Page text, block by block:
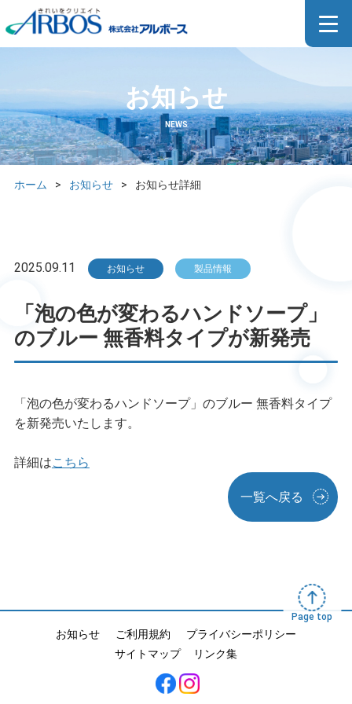
お知らせ
NEWS
ホーム > お知らせ > お知らせ詳細
2025.09.11 お知らせ 製品情報
「泡の色が変わるハンドソープ」
のブルー 無香料タイプが新発売
「泡の色が変わるハンドソープ」のブルー 無香料タイプ
を新発売いたします。
詳細はこちら
一覧へ戻る
Page top
お知らせ ご利用規約
プライバシーポリシー
サイトマップ
リンク集